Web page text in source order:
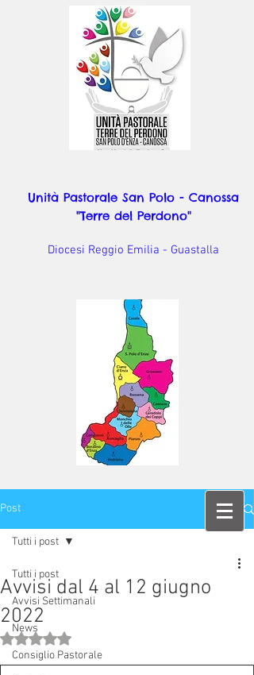
Unità Pastorale San Polo - Canossa
"Terre del Perdono"
Diocesi Reggio Emilia - Guastalla
Post
Tutti i post
Avvisi Settimanali
News
Consiglio Pastorale
Tutti i post
Avvisi dal 4 al 12 giugno
2022
Valutazione NaN stelle su 5.